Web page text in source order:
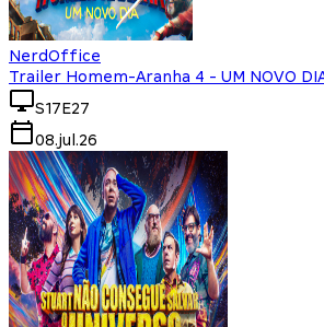
NerdOffice
Trailer Homem-Aranha 4 - UM NOVO
S17E27
08.jul.26